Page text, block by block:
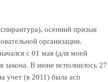
осенний призыв
организации.
с 01 мая (для моей
закона. В июне исполнилось 27
учет (в 2011) была асп